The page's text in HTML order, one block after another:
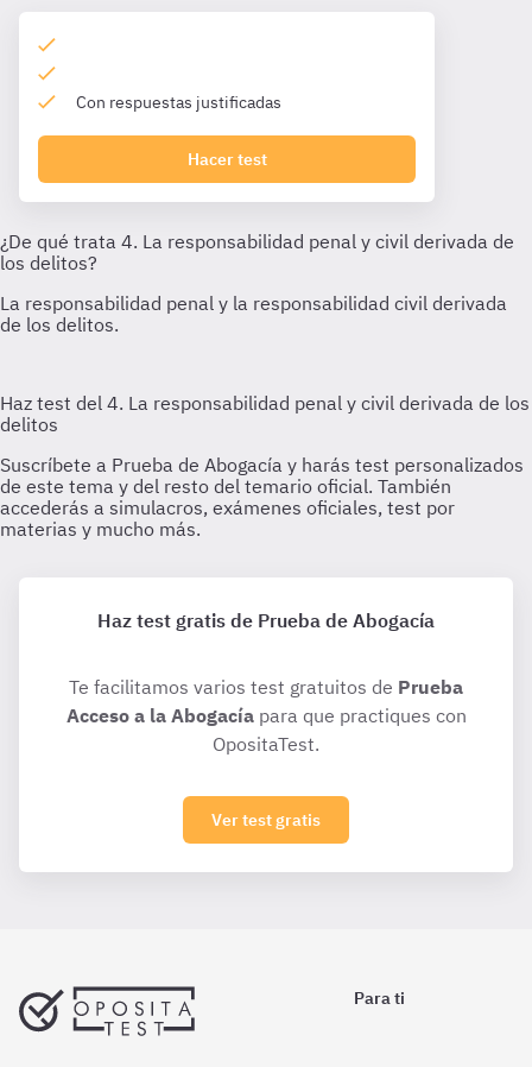
Con respuestas justificadas
Hacer test
Haz test gratis de Prueba de Abogacía
Te facilitamos varios test gratuitos de Prueba
Acceso a la Abogacíapara que practiques con
OpositaTest.
Ver test gratis
Para ti